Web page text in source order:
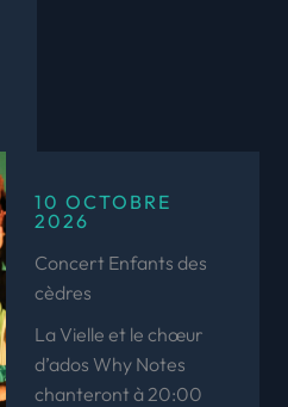
10 OCTOBRE
2026
Concert Enfants des
cèdres
La Vielle et le chœur
d’ados Why Notes
chanteront à 20:00